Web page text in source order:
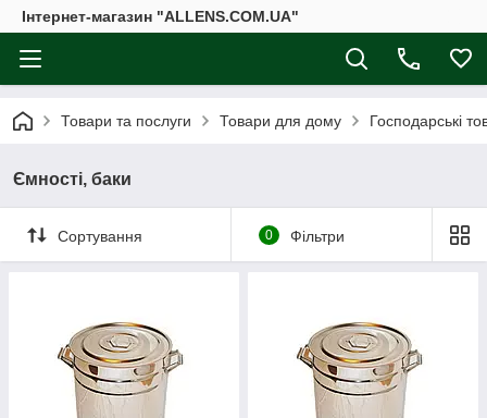
Інтернет-магазин "ALLENS.COM.UA"
Товари та послуги Товари для дому Господарські
Ємності, баки
Сортування 0 Фільтри